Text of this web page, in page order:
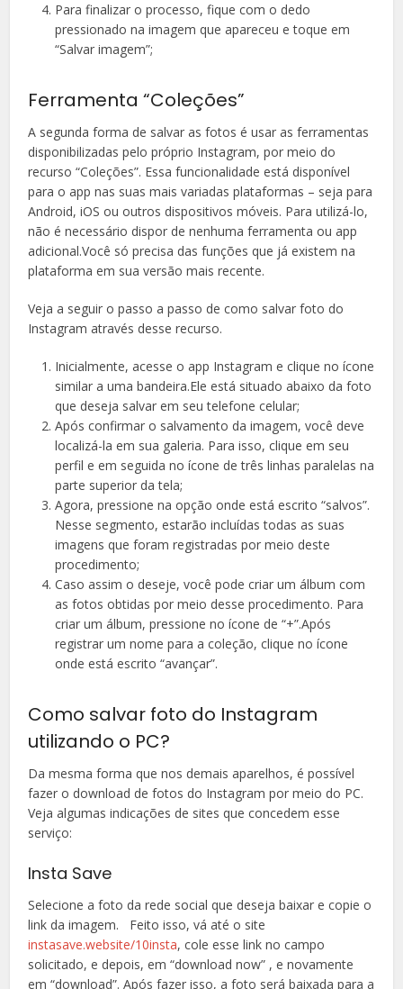
Para finalizar o processo, fique com o dedo
pressionado na imagem que apareceu e toque em
“Salvar imagem”;
Ferramenta “Coleções”
A segunda forma de salvar as fotos é usar as ferramentas
disponibilizadas pelo próprio Instagram, por meio do
recurso “Coleções”. Essa funcionalidade está disponível
para o app nas suas mais variadas plataformas – seja para
Android, iOS ou outros dispositivos móveis. Para utilizá-lo,
não é necessário dispor de nenhuma ferramenta ou app
adicional.Você só precisa das funções que já existem na
plataforma em sua versão mais recente.
Veja a seguir o passo a passo de como salvar foto do
Instagram através desse recurso.
Inicialmente, acesse o app Instagram e clique no ícone
similar a uma bandeira.Ele está situado abaixo da foto
que deseja salvar em seu telefone celular;
Após confirmar o salvamento da imagem, você deve
localizá-la em sua galeria. Para isso, clique em seu
perfil e em seguida no ícone de três linhas paralelas na
parte superior da tela;
Agora, pressione na opção onde está escrito “salvos”.
Nesse segmento, estarão incluídas todas as suas
imagens que foram registradas por meio deste
procedimento;
Caso assim o deseje, você pode criar um álbum com
as fotos obtidas por meio desse procedimento. Para
criar um álbum, pressione no ícone de “+”.Após
registrar um nome para a coleção, clique no ícone
onde está escrito “avançar”.
Como salvar foto do Instagram
utilizando o PC?
Da mesma forma que nos demais aparelhos, é possível
fazer o download de fotos do Instagram por meio do PC.
Veja algumas indicações de sites que concedem esse
serviço:
Insta Save
Selecione a foto da rede social que deseja baixar e copie o
link da imagem. Feito isso, vá até o site
instasave.website/10insta, cole esse link no campo
solicitado, e depois, em “download now” , e novamente
em “download”. Após fazer isso, a foto será baixada para a